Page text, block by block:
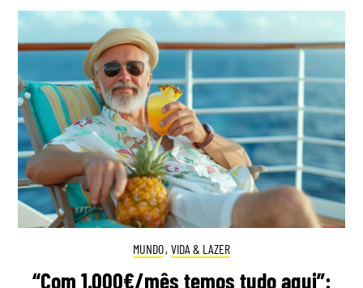
MUNDO, VIDA & LAZER
“Com 1.000€/mês temos tudo aqui”: